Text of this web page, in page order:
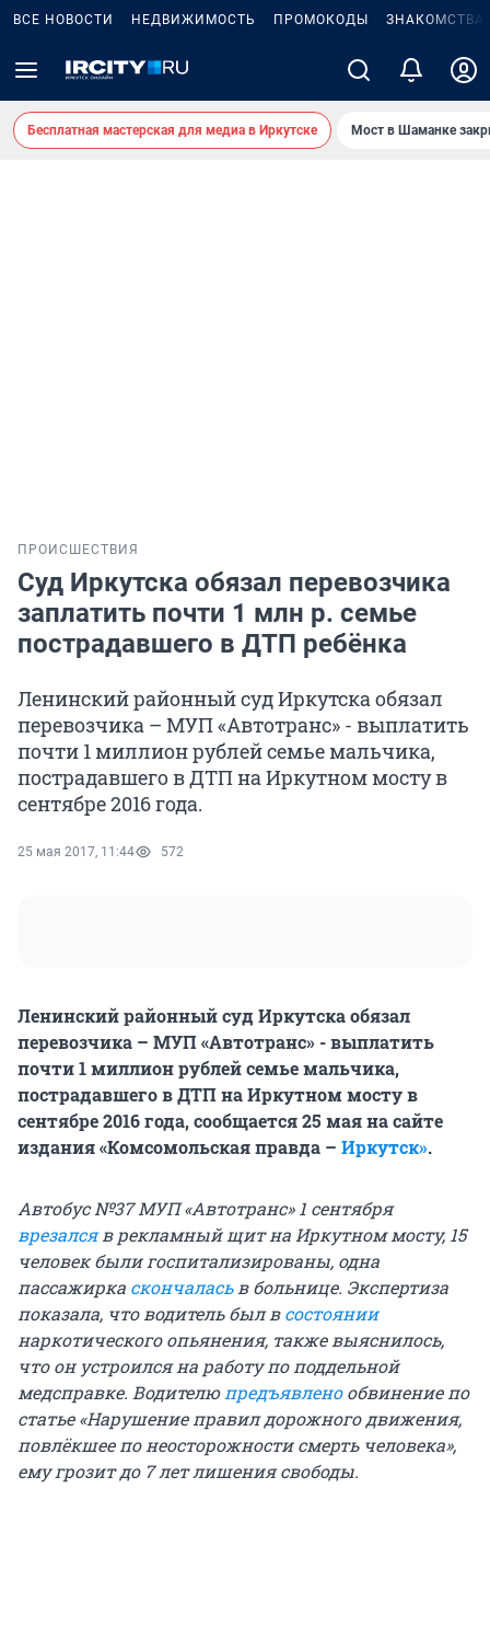
ВСЕ НОВОСТИ НЕДВИЖИМОСТЬ ПРОМОКОДЫ ЗНАКОМСТВА
Бесплатная мастерская для медиа в Иркутске Мост в Шаманке
ПРОИСШЕСТВИЯ
Суд Иркутска обязал перевозчика
заплатить почти 1 млн р. семье
пострадавшего в ДТП ребёнка
Ленинский районный суд Иркутска обязал
перевозчика – МУП «Автотранс» - выплатить
почти 1 миллион рублей семье мальчика,
пострадавшего в ДТП на Иркутном мосту в
сентябре 2016 года.
25 мая 2017, 11:44 572
Ленинский районный суд Иркутска обязал
перевозчика – МУП «Автотранс» - выплатить
почти 1 миллион рублей семье мальчика,
пострадавшего в ДТП на Иркутном мосту в
сентябре 2016 года, сообщается 25 мая на сайте
издания «Комсомольская правда – Иркутск».
Автобус №37 МУП «Автотранс» 1 сентября
врезалсяв рекламный щит на Иркутном мосту, 15
человек были госпитализированы, одна
пассажирка скончаласьв больнице. Экспертиза
показала, что водитель был всостоянии
наркотического опьянения, также выяснилось,
что он устроился на работу по поддельной
медсправке. Водителю предъявленообвинение по
статье «Нарушение правил дорожного движения,
повлёкшее по неосторожности смерть человека»,
ему грозит до 7 лет лишения свободы.